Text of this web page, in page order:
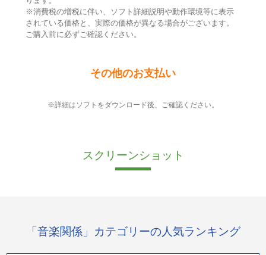
※消費税の増税に伴い、ソフト詳細説明や動作環境等に表示
されている価格と、実際の価格が異なる場合がございます。
ご購入前に必ずご確認ください。
その他のお支払い
※詳細はソフトをダウンロード後、ご確認ください。
スクリーンショット
「音楽関係」カテゴリーの人気ランキング